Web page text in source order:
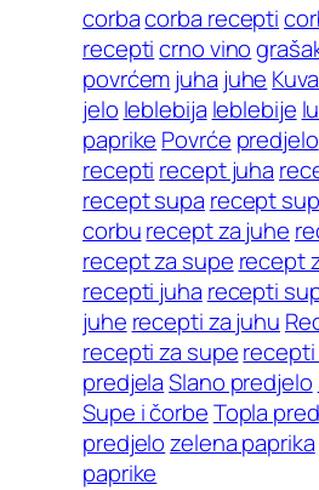
corbacorba recepti
recepti crno vino
povrćemjuha juhe
jelo leblebija leblebije
paprike Povrće predjelo
recepti recept juha
recept supa recept
corburecept za juhe
recept za supe recept
recepti juha recepti
juhe recepti za juhu
recepti za superecepti
predjelaSlano predjelo
Supe i čorbeTopla
predjelozelena paprika
paprike